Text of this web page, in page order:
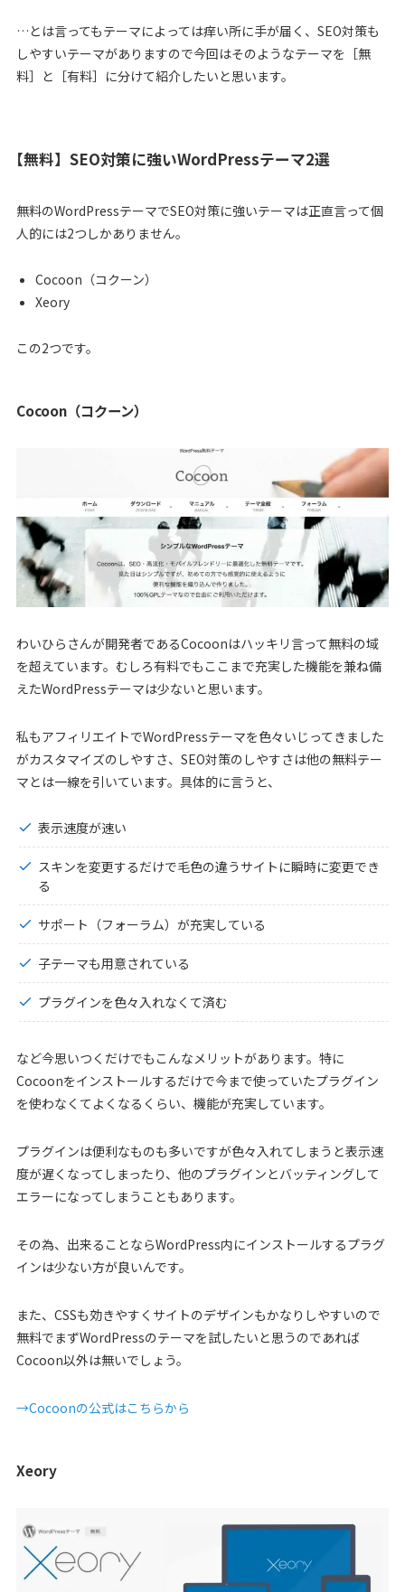
…とは言ってもテーマによっては痒い所に手が届く、SEO対策も
しやすいテーマがありますので今回はそのようなテーマを［無
料］と［有料］に分けて紹介したいと思います。
【無料】SEO対策に強いWordPressテーマ2選
無料のWordPressテーマでSEO対策に強いテーマは正直言って個
人的には2つしかありません。
Cocoon（コクーン）
Xeory
この2つです。
Cocoon（コクーン）
わいひらさんが開発者であるCocoonはハッキリ言って無料の域
を超えています。むしろ有料でもここまで充実した機能を兼ね備
えたWordPressテーマは少ないと思います。
私もアフィリエイトでWordPressテーマを色々いじってきました
がカスタマイズのしやすさ、SEO対策のしやすさは他の無料テー
マとは一線を引いています。具体的に言うと、
表示速度が速い
スキンを変更するだけで毛色の違うサイトに瞬時に変更でき
る
サポート（フォーラム）が充実している
子テーマも用意されている
プラグインを色々入れなくて済む
など今思いつくだけでもこんなメリットがあります。特に
Cocoonをインストールするだけで今まで使っていたプラグイン
を使わなくてよくなるくらい、機能が充実しています。
プラグインは便利なものも多いですが色々入れてしまうと表示速
度が遅くなってしまったり、他のプラグインとバッティングして
エラーになってしまうこともあります。
その為、出来ることならWordPress内にインストールするプラグ
インは少ない方が良いんです。
また、CSSも効きやすくサイトのデザインもかなりしやすいので
無料でまずWordPressのテーマを試したいと思うのであれば
Cocoon以外は無いでしょう。
→Cocoonの公式はこちらから
Xeory